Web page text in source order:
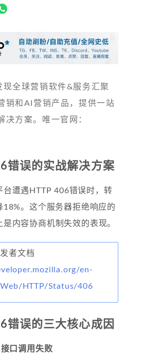
现全球营销软件&服务汇聚
销和AI营销产品，提供一站
决方案。唯一官网：
错误的实战解决方案
台遭遇HTTP 406错误时，转
18%。这个服务器拒绝响应的
是内容协商机制失效的表现。
者文档
en-
HTTP/Status/406
错误的三大核心成因
口调用失败